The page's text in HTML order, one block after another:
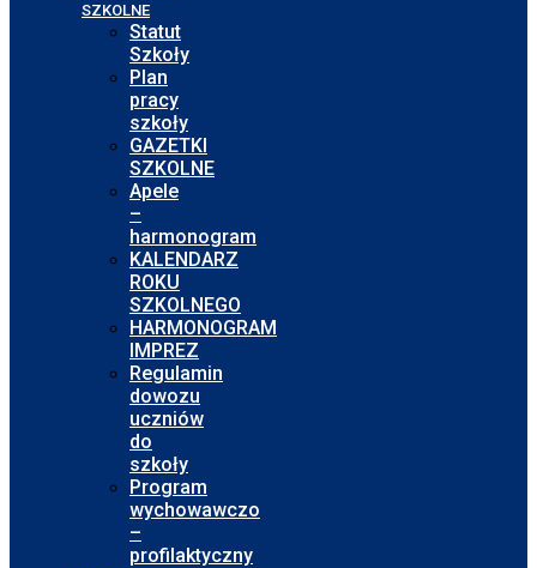
SZKOLNE
Statut
Szkoły
Plan
pracy
szkoły
GAZETKI
SZKOLNE
Apele
–
harmonogram
KALENDARZ
ROKU
SZKOLNEGO
HARMONOGRAM
IMPREZ
Regulamin
dowozu
uczniów
do
szkoły
Program
wychowawczo
–
profilaktyczny